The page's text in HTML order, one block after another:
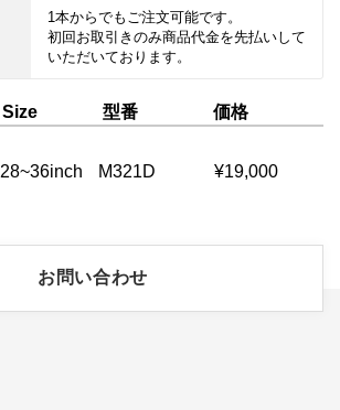
1本からでもご注文可能です。
初回お取引きのみ商品代金を先払いして
いただいております。
Size 型番 価格
28~36inch M321D ¥19,000
お問い合わせ